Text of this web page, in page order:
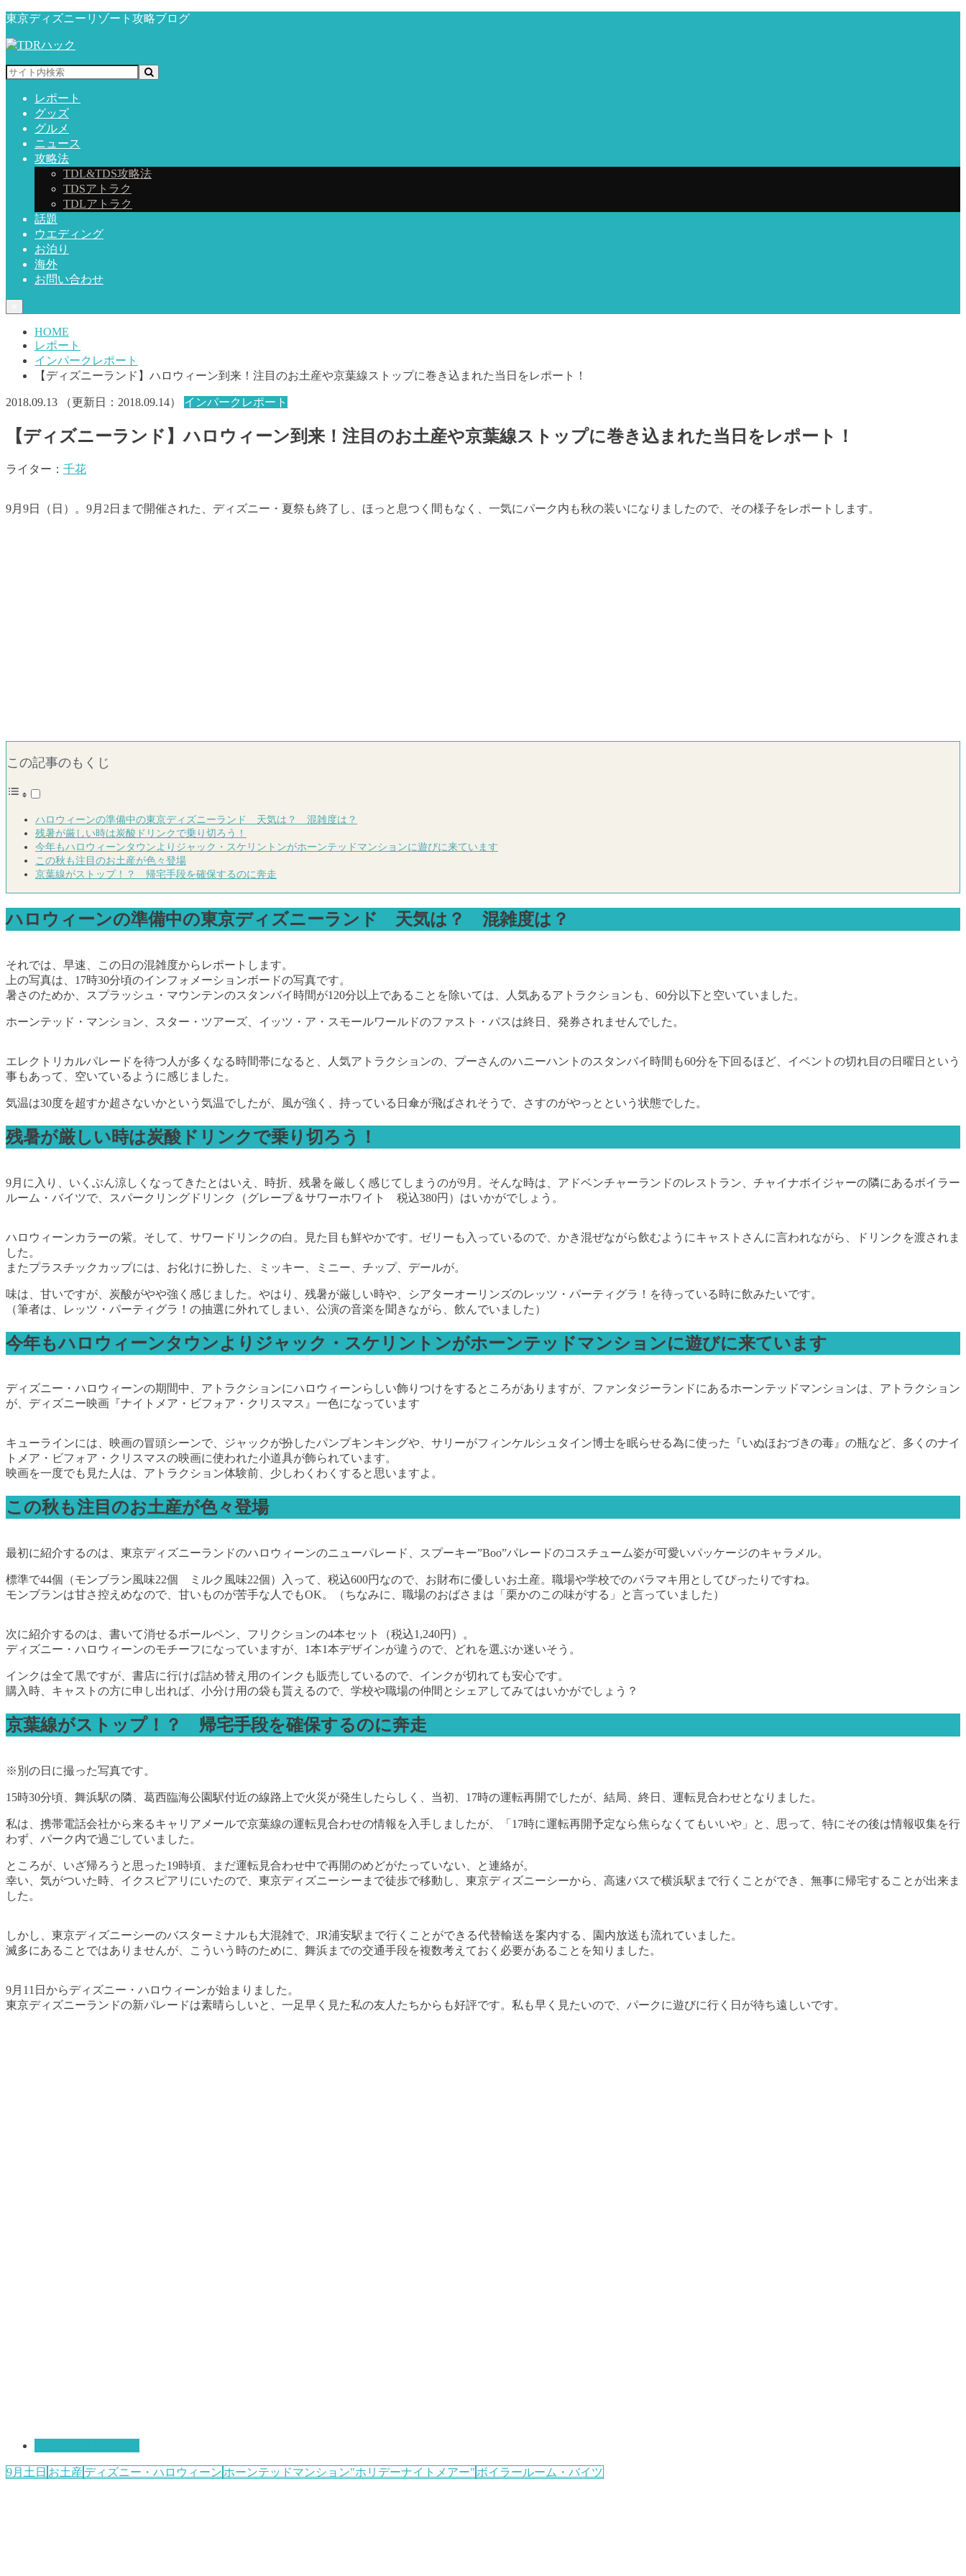
東京ディズニーリゾート攻略ブログ
レポート
グッズ
グルメ
ニュース
攻略法
TDL&TDS攻略法
TDSアトラク
TDLアトラク
話題
ウエディング
お泊り
海外
お問い合わせ
HOME
レポート
インパークレポート
【ディズニーランド】ハロウィーン到来！注目のお土産や京葉線ストップに巻き込まれた当日をレポート！
2018.09.13 （更新日： 2018.09.14） インパークレポート
【ディズニーランド】ハロウィーン到来！注目のお土産や京葉線ストップに巻き込まれた当日をレポート！
ライター： 千花
9月9日（日）。9月2日まで開催された、ディズニー・夏祭も終了し、ほっと息つく間もなく、一気にパーク内も秋の装いになりましたので、その様子をレポートします。
この記事のもくじ
ハロウィーンの準備中の東京ディズニーランド 天気は？ 混雑度は？
残暑が厳しい時は炭酸ドリンクで乗り切ろう！
今年もハロウィーンタウンよりジャック・スケリントンがホーンテッドマンションに遊びに来ています
この秋も注目のお土産が色々登場
京葉線がストップ！？ 帰宅手段を確保するのに奔走
ハロウィーンの準備中の東京ディズニーランド 天気は？ 混雑度は？
それでは、早速、この日の混雑度からレポートします。
上の写真は、17時30分頃のインフォメーションボードの写真です。
暑さのためか、スプラッシュ・マウンテンのスタンバイ時間が120分以上であることを除いては、人気あるアトラクションも、60分以下と空いていました。
ホーンテッド・マンション、スター・ツアーズ、イッツ・ア・スモールワールドのファスト・パスは終日、発券されませんでした。
エレクトリカルパレードを待つ人が多くなる時間帯になると、人気アトラクションの、プーさんのハニーハントのスタンバイ時間も60分を下回るほど、イベントの切れ目の日曜日という
事もあって、空いているように感じました。
気温は30度を超すか超さないかという気温でしたが、風が強く、持っている日傘が飛ばされそうで、さすのがやっとという状態でした。
残暑が厳しい時は炭酸ドリンクで乗り切ろう！
9月に入り、いくぶん涼しくなってきたとはいえ、時折、残暑を厳しく感じてしまうのが9月。そんな時は、アドベンチャーランドのレストラン、チャイナボイジャーの隣にあるボイラー
ルーム・バイツで、スパークリングドリンク（グレープ＆サワーホワイト 税込380円）はいかがでしょう。
ハロウィーンカラーの紫。そして、サワードリンクの白。見た目も鮮やかです。ゼリーも入っているので、かき混ぜながら飲むようにキャストさんに言われながら、ドリンクを渡されま
した。
またプラスチックカップには、お化けに扮した、ミッキー、ミニー、チップ、デールが。
味は、甘いですが、炭酸がやや強く感じました。やはり、残暑が厳しい時や、シアターオーリンズのレッツ・パーティグラ！を待っている時に飲みたいです。
（筆者は、レッツ・パーティグラ！の抽選に外れてしまい、公演の音楽を聞きながら、飲んでいました）
今年もハロウィーンタウンよりジャック・スケリントンがホーンテッドマンションに遊びに来ています
ディズニー・ハロウィーンの期間中、アトラクションにハロウィーンらしい飾りつけをするところがありますが、ファンタジーランドにあるホーンテッドマンションは、アトラクション
が、ディズニー映画『ナイトメア・ビフォア・クリスマス』一色になっています
キューラインには、映画の冒頭シーンで、ジャックが扮したパンプキンキングや、サリーがフィンケルシュタイン博士を眠らせる為に使った『いぬほおづきの毒』の瓶など、多くのナイ
トメア・ビフォア・クリスマスの映画に使われた小道具が飾られています。
映画を一度でも見た人は、アトラクション体験前、少しわくわくすると思いますよ。
この秋も注目のお土産が色々登場
最初に紹介するのは、東京ディズニーランドのハロウィーンのニューパレード、スプーキー”Boo”パレードのコスチューム姿が可愛いパッケージのキャラメル。
標準で44個（モンブラン風味22個 ミルク風味22個）入って、税込600円なので、お財布に優しいお土産。職場や学校でのバラマキ用としてぴったりですね。
モンブランは甘さ控えめなので、甘いものが苦手な人でもOK。（ちなみに、職場のおばさまは「栗かのこの味がする」と言っていました）
次に紹介するのは、書いて消せるボールペン、フリクションの4本セット（税込1,240円）。
ディズニー・ハロウィーンのモチーフになっていますが、1本1本デザインが違うので、どれを選ぶか迷いそう。
インクは全て黒ですが、書店に行けば詰め替え用のインクも販売しているので、インクが切れても安心です。
購入時、キャストの方に申し出れば、小分け用の袋も貰えるので、学校や職場の仲間とシェアしてみてはいかがでしょう？
京葉線がストップ！？ 帰宅手段を確保するのに奔走
※別の日に撮った写真です。
15時30分頃、舞浜駅の隣、葛西臨海公園駅付近の線路上で火災が発生したらしく、当初、17時の運転再開でしたが、結局、終日、運転見合わせとなりました。
私は、携帯電話会社から来るキャリアメールで京葉線の運転見合わせの情報を入手しましたが、「17時に運転再開予定なら焦らなくてもいいや」と、思って、特にその後は情報収集を行
わず、パーク内で過ごしていました。
ところが、いざ帰ろうと思った19時頃、まだ運転見合わせ中で再開のめどがたっていない、と連絡が。
幸い、気がついた時、イクスピアリにいたので、東京ディズニーシーまで徒歩で移動し、東京ディズニーシーから、高速バスで横浜駅まで行くことができ、無事に帰宅することが出来ま
した。
しかし、東京ディズニーシーのバスターミナルも大混雑で、JR浦安駅まで行くことができる代替輸送を案内する、園内放送も流れていました。
滅多にあることではありませんが、こういう時のために、舞浜までの交通手段を複数考えておく必要があることを知りました。
9月11日からディズニー・ハロウィーンが始まりました。
東京ディズニーランドの新パレードは素晴らしいと、一足早く見た私の友人たちからも好評です。私も早く見たいので、パークに遊びに行く日が待ち遠しいです。
9月土日 お土産 ディズニー・ハロウィーン ホーンテッドマンション"ホリデーナイトメアー" ボイラールーム・バイツ